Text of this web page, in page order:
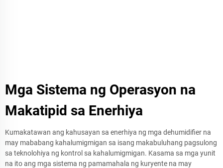
Mga Sistema ng Operasyon na
Makatipid sa Enerhiya
Kumakatawan ang kahusayan sa enerhiya ng mga dehumidifier na
may mababang kahalumigmigan sa isang makabuluhang pagsulong
sa teknolohiya ng kontrol sa kahalumigmigan. Kasama sa mga yunit
na ito ang mga sistema ng pamamahala ng kuryente na may